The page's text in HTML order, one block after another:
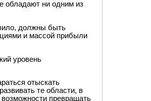
обладают ни одним из
должны быть
и массой прибыли
уровень
отыскать
те области, в
превращать